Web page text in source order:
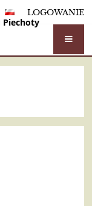
LOGOWANIE
Piechoty